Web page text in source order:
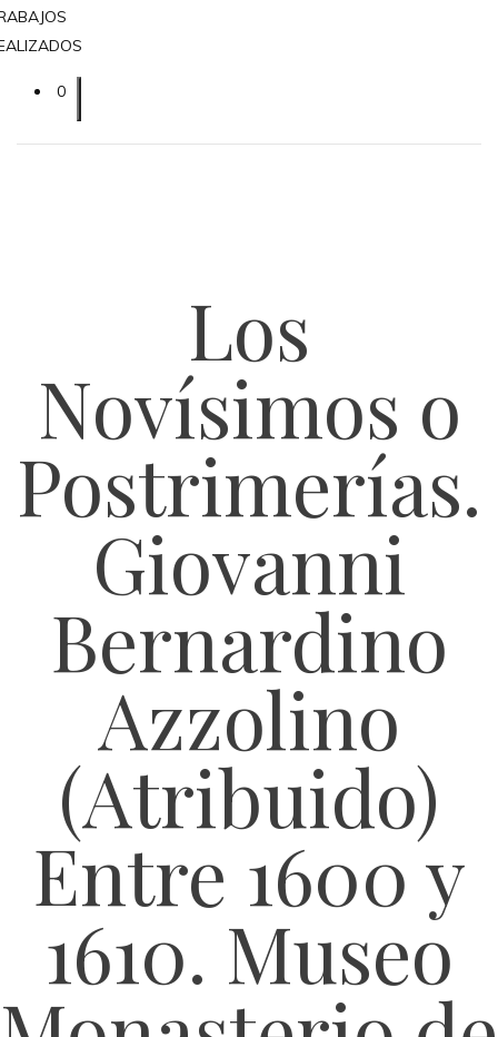
0
Los
Novísimos o
Postrimerías.
Giovanni
Bernardino
Azzolino
(Atribuido)
Entre 1600 y
1610. Museo